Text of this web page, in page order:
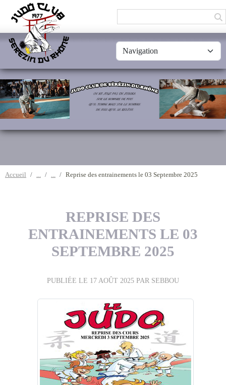
Accueil Reprise des entrainements le 03 Septembre 2025
REPRISE DES
ENTRAINEMENTS LE 03
SEPTEMBRE 2025
PUBLIÉE LE 17 AOÛT 2025 PAR SEBBOU
Panneau de gestion des cookies